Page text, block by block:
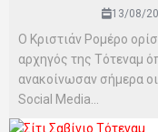
13/08/
Ο Κριστιάν Ρομέρο
αρχηγός της Τότεναμ
ανακοίνωσαν σήμερα
Social Media...